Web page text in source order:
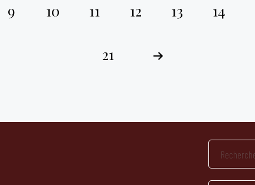
9 10 11 12 13 14
21